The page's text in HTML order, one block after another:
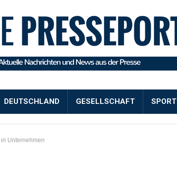
DEUTSCHLAND GESELLSCHAFT SPORT
Unternehmen